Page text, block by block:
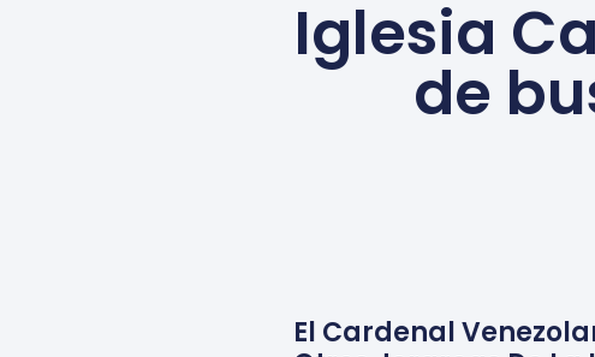
Iglesia
de
El Cardenal